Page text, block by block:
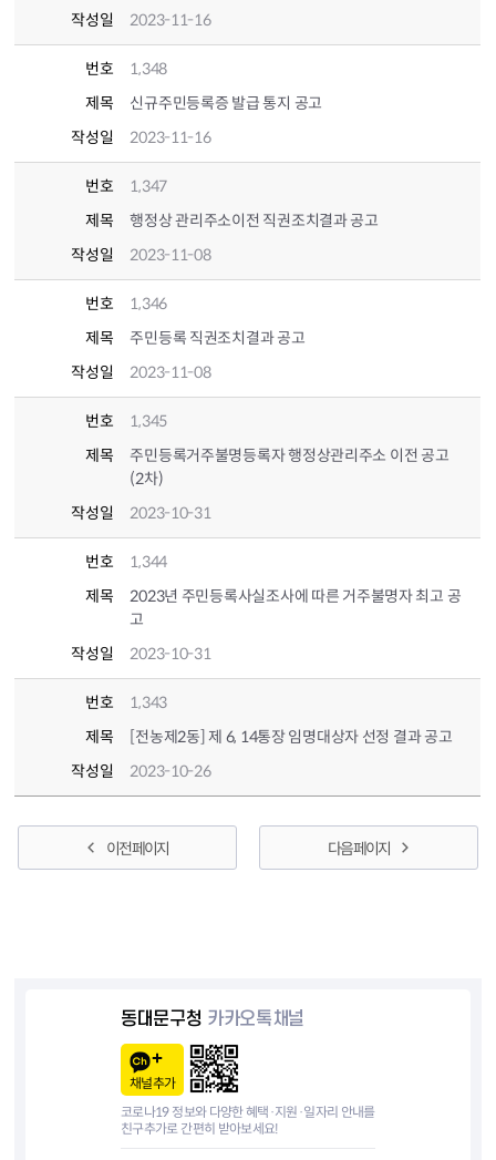
작성일
2023-11-16
번호
1,348
제목
신규주민등록증 발급 통지 공고
작성일
2023-11-16
번호
1,347
제목
행정상 관리주소이전 직권조치결과 공고
작성일
2023-11-08
번호
1,346
제목
주민등록 직권조치결과 공고
작성일
2023-11-08
번호
1,345
제목
주민등록거주불명등록자 행정상관리주소 이전 공고
(2차)
작성일
2023-10-31
번호
1,344
제목
2023년 주민등록사실조사에 따른 거주불명자 최고 공
고
작성일
2023-10-31
번호
1,343
제목
[전농제2동] 제 6, 14통장 임명대상자 선정 결과 공고
작성일
2023-10-26
이전 페이지 다음 페이지
동대문구청 카카오톡채널
채널추가
코로나19 정보와 다양한 혜택·지원·일자리 안내를
친구추가로 간편히 받아보세요!